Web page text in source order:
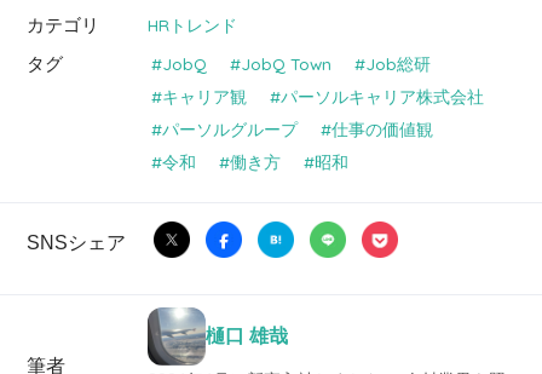
カテゴリ HRトレンド
タグ JobQ JobQ Town
Job総研
キャリア観
パーソルキャリア株式会社
パーソルグループ
仕事の価値観
令和
働き方 昭和
SNSシェア
筆者
樋口 雄哉